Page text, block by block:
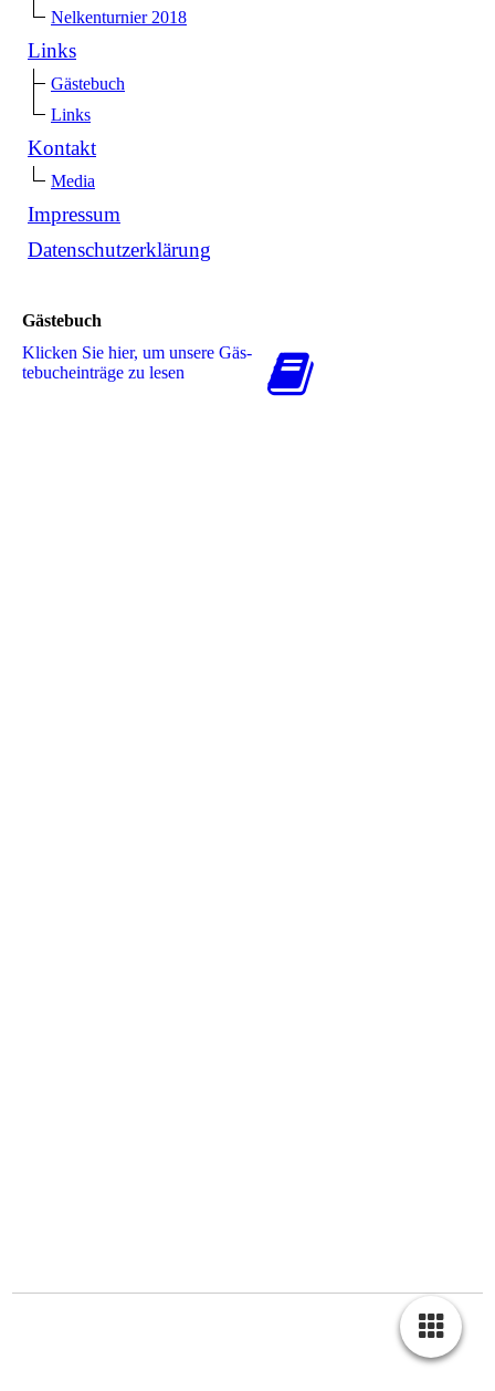
Nelkenturnier 2018
Links
Gästebuch
Links
Kontakt
Media
Impressum
Datenschutzerklärung
Gästebuch
Klicken Sie hier, um unsere Gäs­
te­buch­ein­trä­ge zu lesen